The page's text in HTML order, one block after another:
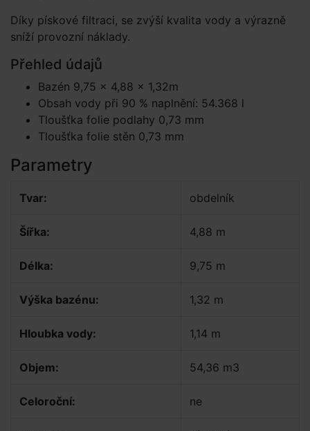
Díky pískové filtraci, se zvýší kvalita vody a výrazně
sníží provozní náklady.
Přehled údajů
Bazén 9,75 × 4,88 × 1,32m
Obsah vody při 90 % naplnění: 54.368 l
Tloušťka folie podlahy 0,73 mm
Tloušťka folie stěn 0,73 mm
Parametry
Tvar: obdelník
Šířka: 4,88 m
Délka: 9,75 m
Výška bazénu: 1,32 m
Hloubka vody: 1,14 m
Objem: 54,36 m3
Celoroční: ne